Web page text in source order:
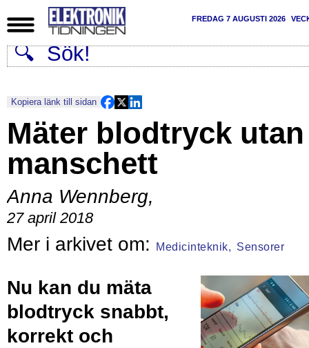
FREDAG 7 AUGUSTI 2026
Kopiera länk till sidan
Mäter blodtryck utan
manschett
Anna Wennberg,
27 april 2018
Medicinteknik, Sensorer
Nu kan du mäta
blodtryck snabbt,
korrekt och